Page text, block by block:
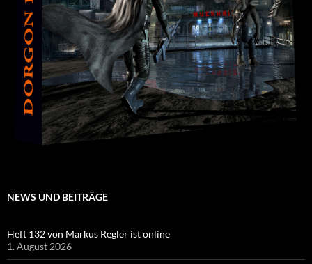
NEWS UND BEITRÄGE
Heft 132 von Markus Regler ist online
1. August 2026